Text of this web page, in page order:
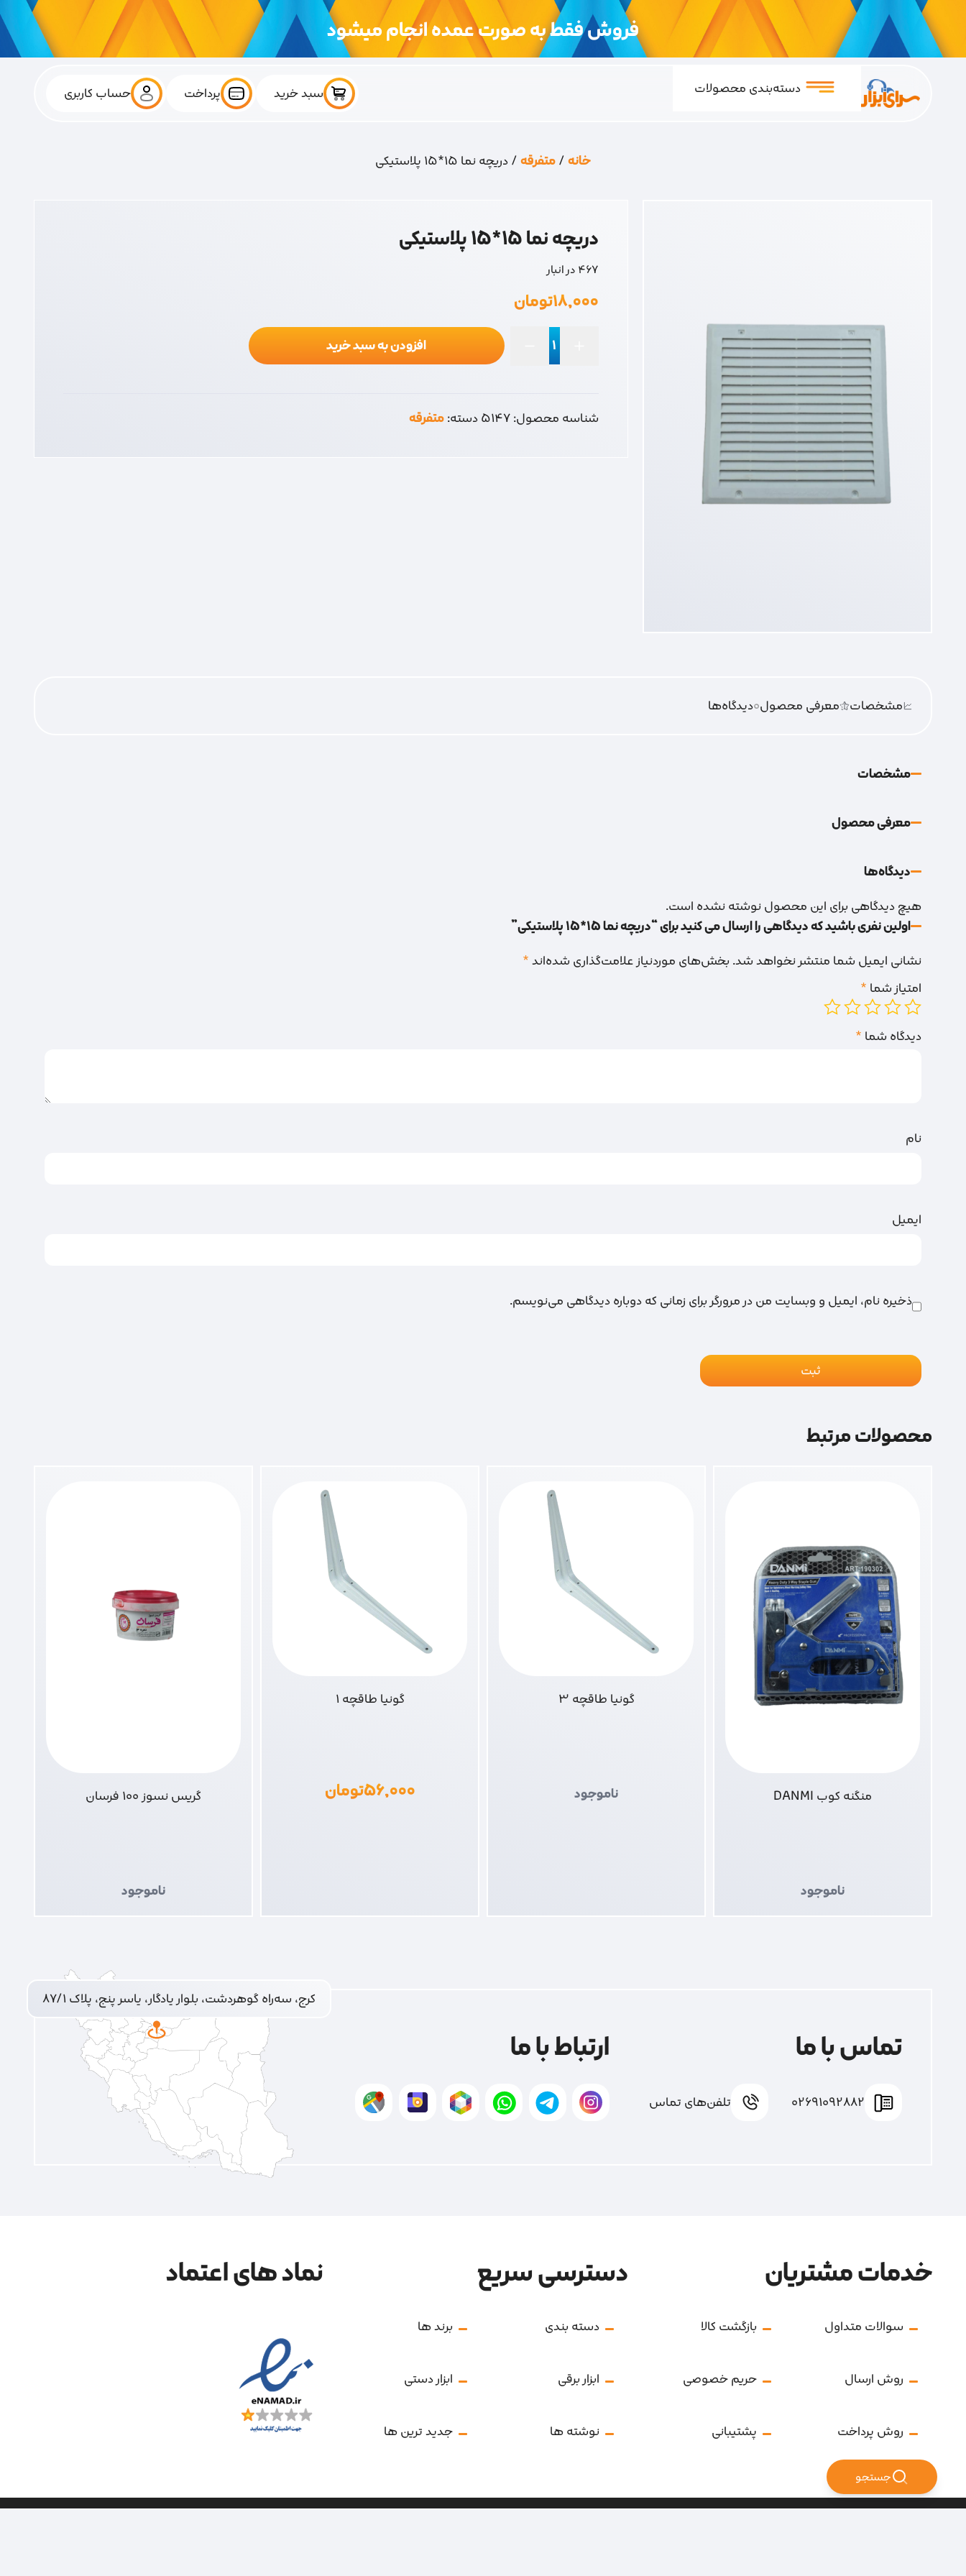
فروش فقط به صورت عمده انجام میشود
دسته‌بندی محصولات سبد خرید پرداخت حساب کاربری
خانه/متفرقه/ دریچه نما 15*15 پلاستیکی
دریچه نما 15*15 پلاستیکی
467 در انبار
۱۸,۰۰۰تومان
پلاستیکی
افزودن به سبد خرید
شناسه محصول:5147دسته:متفرقه
مشخصات معرفی محصول0دیدگاه‌‌ها
مشخصات
معرفی محصول
دیدگاه‌‌ها
هیچ دیدگاهی برای این محصول نوشته نشده است.
اولین نفری باشید که دیدگاهی را ارسال می کنید برای “دریچه نما 15*15 پلاستیکی”
نشانی ایمیل شما منتشر نخواهد شد. بخش‌های موردنیاز علامت‌گذاری شده‌اند*
امتیاز شما *
دیدگاه شما *
نام
ایمیل
ذخیره نام، ایمیل و وبسایت من در مرورگر برای زمانی که دوباره دیدگاهی می‌نویسم.
محصولات مرتبط
منگنه کوب DANMI
ناموجود
گونیا طاقچه 3
ناموجود
گونیا طاقچه 1
۵۶,۰۰۰تومان گریس نسوز 100 فرسان
ناموجود
تماس با ما
02691092882 تلفن‌های تماس
ارتباط با ما
کرج، سه‌راه گوهردشت، بلوار یادگار، یاسر پنج، پلاک ۸۷/۱
خدمات مشتریان
سوالات متداول بازگشت کالا
روش ارسال حریم خصوصی
روش پرداخت پشتیبانی
دسترسی سریع
دسته بندی برند ها
ابزار برقی ابزار دستی
نوشته ها جدید ترین ها
نماد های اعتماد
جستجو